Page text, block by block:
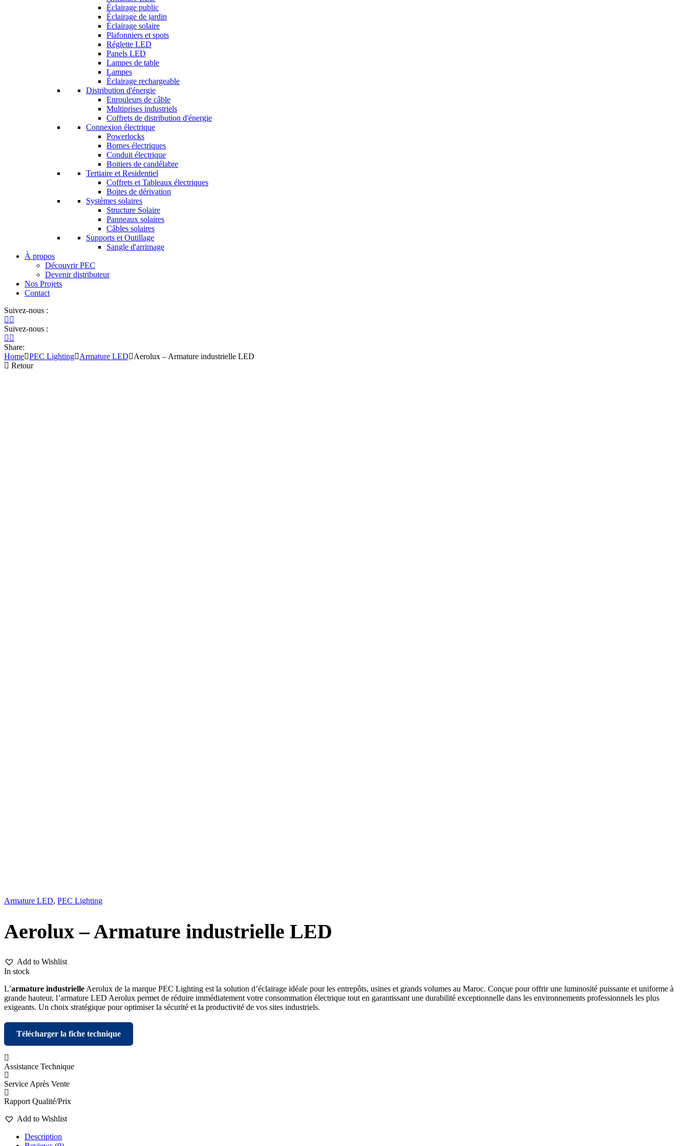
Éclairage public
Éclairage de jardin
Éclairage solaire
Plafonniers et spots
Réglette LED
Panels LED
Lampes de table
Lampes
Éclairage rechargeable
Distribution d'énergie
Enrouleurs de câble
Multiprises industriels
Coffrets de distribution d'énergie
Connexion électrique
Powerlocks
Bornes électriques
Conduit électrique
Boitiers de candélabre
Tertiaire et Residentiel
Coffrets et Tableaux électriques
Boites de dérivation
Systèmes solaires
Structure Solaire
Panneaux solaires
Câbles solaires
Supports et Outillage
Sangle d'arrimage
À propos
Découvrir PEC
Devenir distributeur
Nos Projets
Contact
Suivez-nous :
Suivez-nous :
Share:
Home PEC Lighting Armature LED
Aerolux – Armature industrielle LED
Retour
Armature LED, PEC Lighting
Aerolux – Armature industrielle LED
Add to Wishlist
In stock
L’armature industrielle Aerolux de la marque PEC Lighting est la solution d’éclairage idéale pour les entrepôts, usines et grands volumes au Maroc. Conçue pour offrir une luminosité puissante et uniforme à
grande hauteur, l’armature LED Aerolux permet de réduire immédiatement votre consommation électrique tout en garantissant une durabilité exceptionnelle dans les environnements professionnels les plus
exigeants. Un choix stratégique pour optimiser la sécurité et la productivité de vos sites industriels.
Télécharger la fiche technique
Assistance Technique
Service Après Vente
Rapport Qualité/Prix
Add to Wishlist
Description